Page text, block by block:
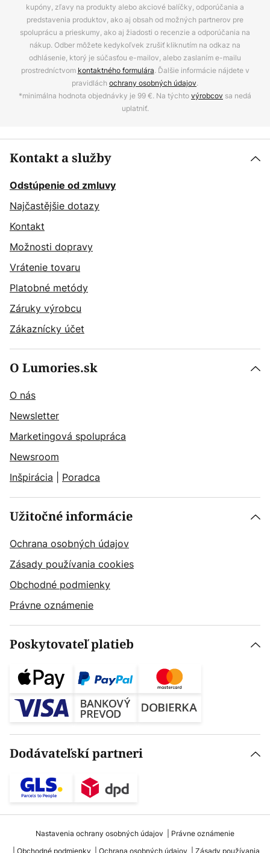
kupóny, zľavy na produkty alebo akciové balíčky, odporúčania a
predstavenia produktov, ako aj obsah od možných partnerov pre
spoluprácu a prieskumy, ako aj žiadosti o recenzie a odporúčania na
nákup. Odber môžete kedykoľvek zrušiť kliknutím na odkaz na
odhlásenie, ktorý je súčasťou e-mailov, alebo zaslaním e-mailu
prostredníctvom kontaktného formulára. Ďalšie informácie nájdete v
pravidlách ochrany osobných údajov.
*minimálna hodnota objednávky je 99 €. Na týchtovýrobcov sa nedá
uplatniť.
Kontakt a služby
Odstúpenie od zmluvy
Najčastějšie dotazy
Kontakt
Možnosti dopravy
Vrátenie tovaru
Platobné metódy
Záruky výrobcu
Zákaznícky účet
O Lumories.sk
O nás
Newsletter
Marketingová spolupráca
Newsroom
Inšpirácia
Poradca
Užitočné informácie
Ochrana osobných údajov
Zásady používania cookies
Obchodné podmienky
Právne oznámenie
Poskytovateľ platieb
Dodávateľskí partneri
Nastavenia ochrany osobných údajov
Právne oznámenie
Obchodné podmienky
Ochrana osobných údajov Zásady používania